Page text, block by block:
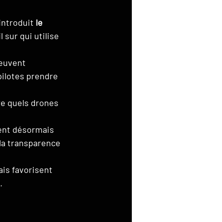
le
sur qui utilise
prendre
quels drones
désormais
transparence
favorisent